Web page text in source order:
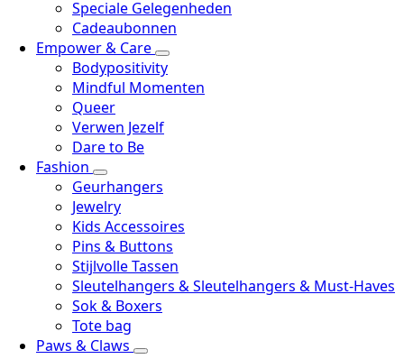
Speciale Gelegenheden
Cadeaubonnen
Empower & Care
Bodypositivity
Mindful Momenten
Queer
Verwen Jezelf
Dare to Be
Fashion
Geurhangers
Jewelry
Kids Accessoires
Pins & Buttons
Stijlvolle Tassen
Sleutelhangers & Sleutelhangers & Must-Haves
Sok & Boxers
Tote bag
Paws & Claws